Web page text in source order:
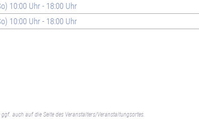
10:00 Uhr - 18:00 Uhr
10:00 Uhr - 18:00 Uhr
auch auf die Seite des Veranstalters/Veranstaltungsortes.